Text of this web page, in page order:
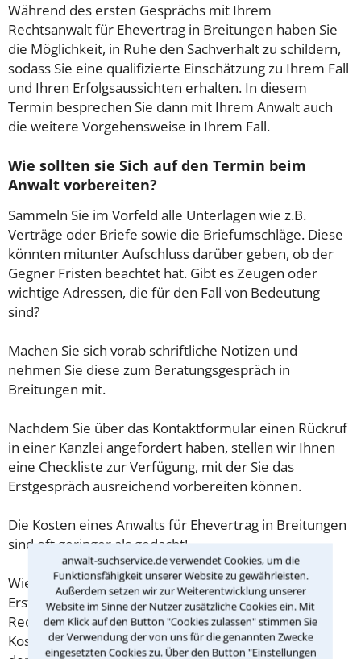
anwalt-suchservice.de verwendet Cookies, um die
Funktionsfähigkeit unserer Website zu gewährleisten.
Außerdem setzen wir zur Weiterentwicklung unserer
Website im Sinne der Nutzer zusätzliche Cookies ein. Mit
dem Klick auf den Button "Cookies zulassen" stimmen Sie
der Verwendung der von uns für die genannten Zwecke
eingesetzten Cookies zu. Über den Button "Einstellungen
Während des ersten Gesprächs mit Ihrem
Rechtsanwalt für Ehevertrag in Breitungen haben Sie
die Möglichkeit, in Ruhe den Sachverhalt zu schildern,
sodass Sie eine qualifizierte Einschätzung zu Ihrem Fall
und Ihren Erfolgsaussichten erhalten. In diesem
Termin besprechen Sie dann mit Ihrem Anwalt auch
die weitere Vorgehensweise in Ihrem Fall.
Wie sollten sie Sich auf den Termin beim
Anwalt vorbereiten?
Sammeln Sie im Vorfeld alle Unterlagen wie z.B.
Verträge oder Briefe sowie die Briefumschläge. Diese
könnten mitunter Aufschluss darüber geben, ob der
Gegner Fristen beachtet hat. Gibt es Zeugen oder
wichtige Adressen, die für den Fall von Bedeutung
sind?
Machen Sie sich vorab schriftliche Notizen und
nehmen Sie diese zum Beratungsgespräch in
Breitungen mit.
Nachdem Sie über das Kontaktformular einen Rückruf
in einer Kanzlei angefordert haben, stellen wir Ihnen
eine Checkliste zur Verfügung, mit der Sie das
Erstgespräch ausreichend vorbereiten können.
Die Kosten eines Anwalts für Ehevertrag in Breitungen
sind oft geringer als gedacht!
Wieviel ein Rechtsanwalt in Breitungen für eine
Erstberatung verlangen darf, ist in §34 des
Rechtsanwaltsvergütungsgesetz (RVG) geregelt. Die
Kosten für das erste Beratungsgespräch betragen